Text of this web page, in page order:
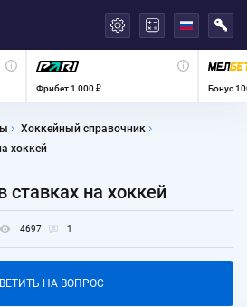
Фрибет 1 000 ₽ Бонус
Хоккейный справочник
хоккей
ставках на хоккей
4697 1
НА ВОПРОС